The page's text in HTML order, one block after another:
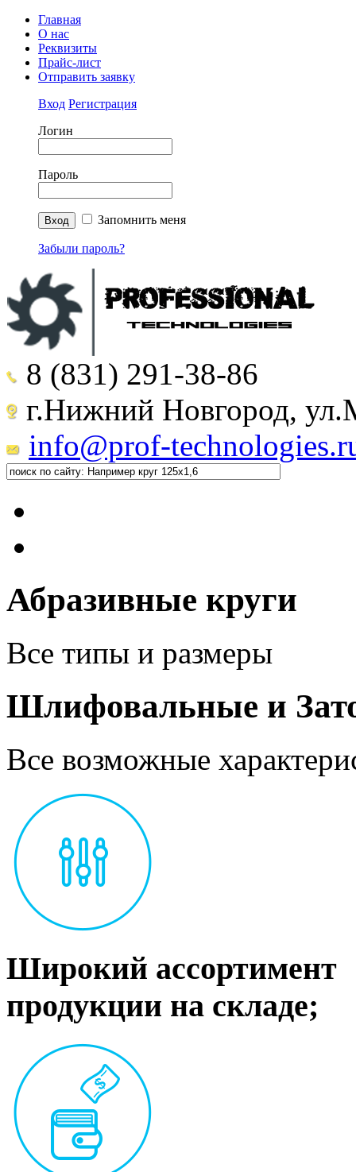
Главная
О нас
Реквизиты
Прайс-лист
Отправить заявку
Вход Регистрация
Логин
Пароль
Запомнить меня
Забыли пароль?
8 (831) 291-38-86
г.Нижний Новгород,
info@prof-
Абразивные круги
Все типы и размеры
Шлифовальные и
Все возможные
Широкий ассортимент
продукции на складе;